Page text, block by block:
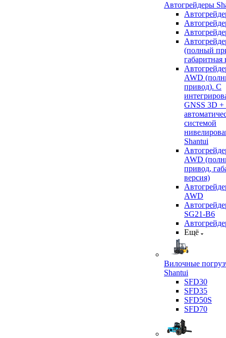
Автогрейдеры
(полный
габаритная
AWD
привод). С
GNSS 3D +
системой
Shantui
AWD
привод,
версия)
AWD
SG21-B6
Ещё
Вилочные
Shantui
SFD30
SFD35
SFD50S
SFD70